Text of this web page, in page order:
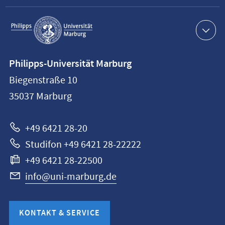
Service-
Navigation
Philipps-
Universität
Marburg
Philipps-Universität Marburg
Biegenstraße 10
35037 Marburg
+49 6421 28-20
Studifon +49 6421 28-22222
+49 6421 28-22500
info@uni-marburg.de
KONTAKT & SERVICE